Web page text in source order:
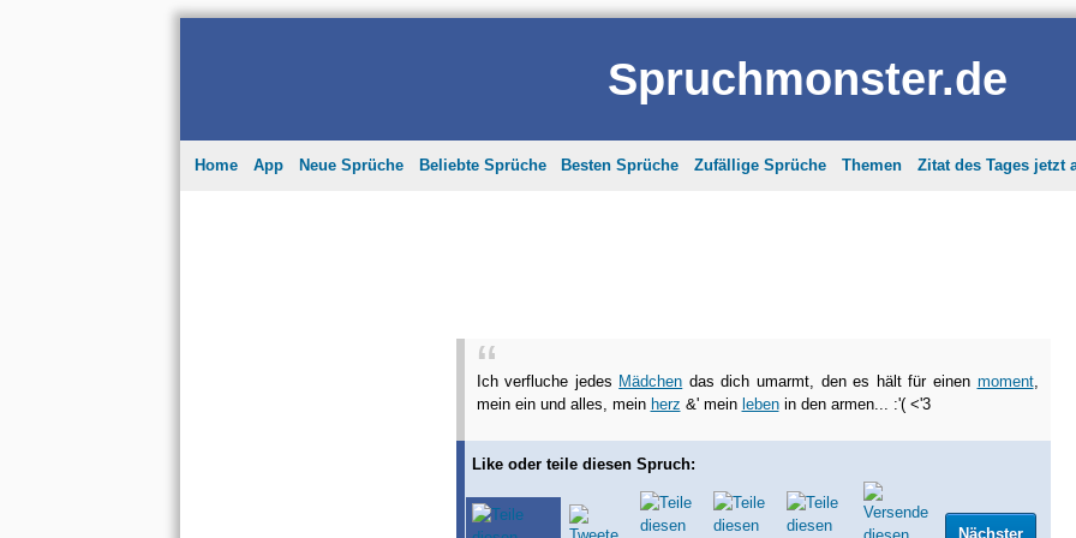
Spruchmonster.de
Home App Neue Sprüche Beliebte Sprüche Besten Sprüche Zufällige Sprüche Themen Zitat des Tages jetzt
Ich verfluche jedes Mädchen das dich umarmt, den es hält für einen moment,
mein ein und alles, mein herz &' mein lebenin den armen... :'( <'3
Like oder teile diesen Spruch:
Nächster